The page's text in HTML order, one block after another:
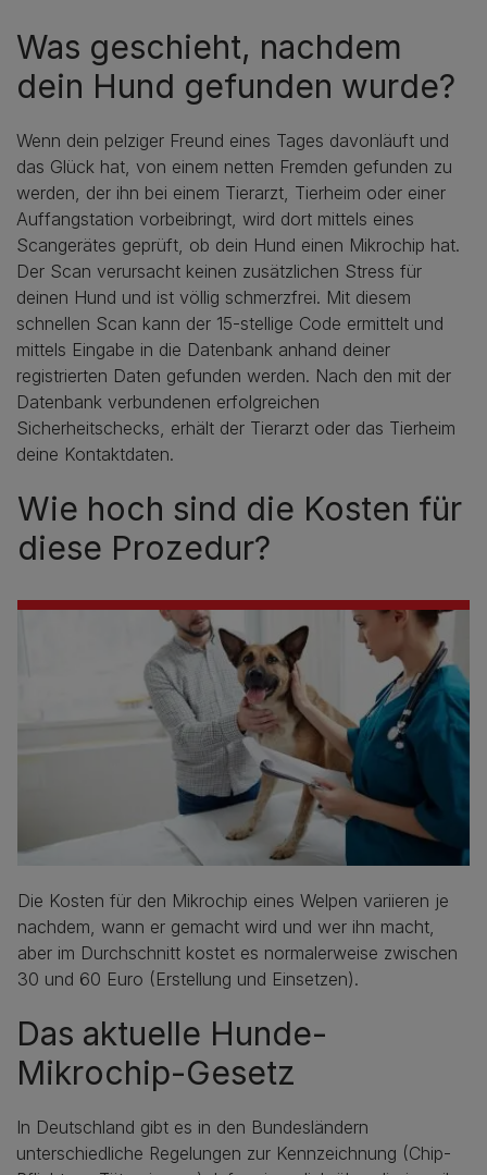
Was geschieht, nachdem
dein Hund gefunden wurde?
Wenn dein pelziger Freund eines Tages davonläuft und
das Glück hat, von einem netten Fremden gefunden zu
werden, der ihn bei einem Tierarzt, Tierheim oder einer
Auffangstation vorbeibringt, wird dort mittels eines
Scangerätes geprüft, ob dein Hund einen Mikrochip hat.
Der Scan verursacht keinen zusätzlichen Stress für
deinen Hund und ist völlig schmerzfrei. Mit diesem
schnellen Scan kann der 15-stellige Code ermittelt und
mittels Eingabe in die Datenbank anhand deiner
registrierten Daten gefunden werden. Nach den mit der
Datenbank verbundenen erfolgreichen
Sicherheitschecks, erhält der Tierarzt oder das Tierheim
deine Kontaktdaten.
Wie hoch sind die Kosten für
diese Prozedur?
Die Kosten für den Mikrochip eines Welpen variieren je
nachdem, wann er gemacht wird und wer ihn macht,
aber im Durchschnitt kostet es normalerweise zwischen
30 und 60 Euro (Erstellung und Einsetzen).
Das aktuelle Hunde-
Mikrochip-Gesetz
In Deutschland gibt es in den Bundesländern
unterschiedliche Regelungen zur Kennzeichnung (Chip-